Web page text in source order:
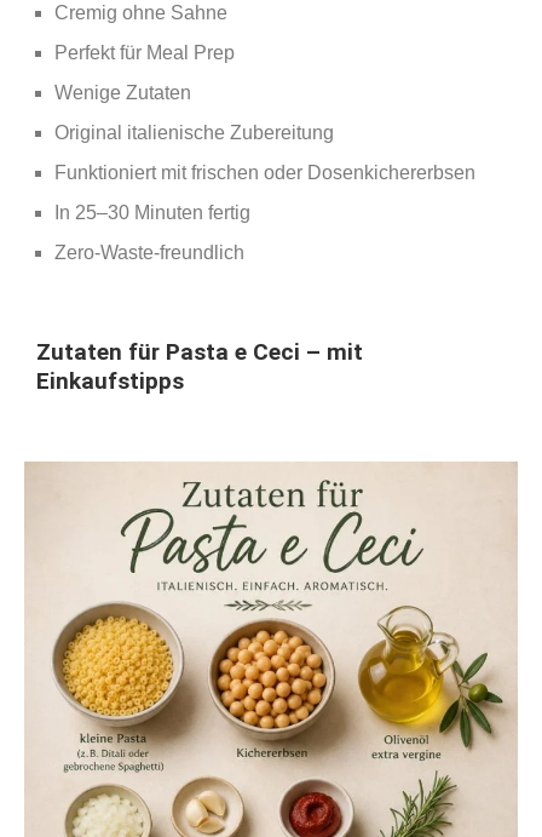
Cremig ohne Sahne
Perfekt für Meal Prep
Wenige Zutaten
Original italienische Zubereitung
Funktioniert mit frischen oder Dosenkichererbsen
In 25–30 Minuten fertig
Zero‑Waste‑freundlich
Zutaten für Pasta e Ceci – mit
Einkaufstipps